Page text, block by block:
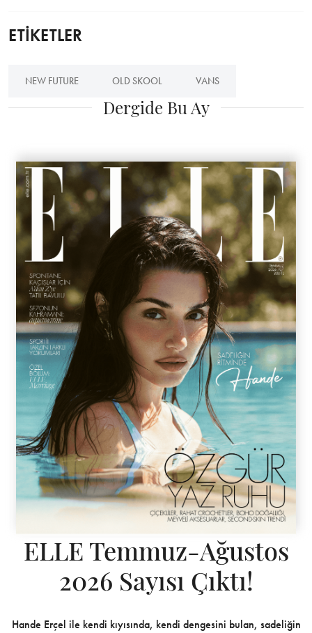
ETİKETLER
NEW FUTURE OLD SKOOL VANS
Dergide Bu Ay
ELLE Temmuz-Ağustos
2026 Sayısı Çıktı!
Hande Erçel ile kendi kıyısında, kendi dengesini bulan, sadeliğin